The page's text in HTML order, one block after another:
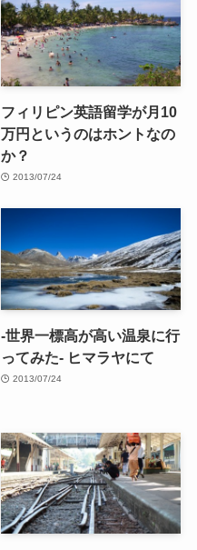
フィリピン英語留学が月10
万円というのはホントなの
か？
2013/07/24
-世界一標高が高い温泉に行
ってみた- ヒマラヤにて
2013/07/24